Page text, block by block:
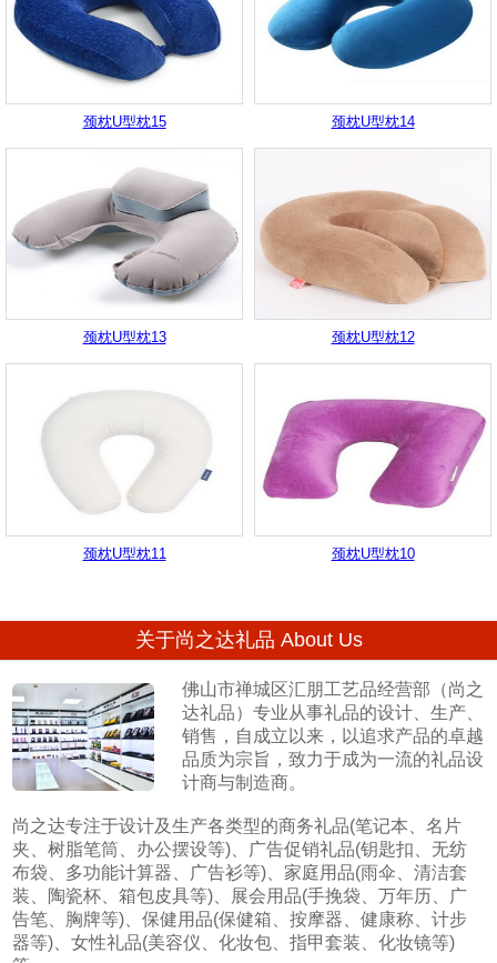
颈枕U型枕15 颈枕U型枕14
颈枕U型枕13 颈枕U型枕12
颈枕U型枕11 颈枕U型枕10
关于尚之达礼品 About Us
佛山市禅城区汇朋工艺品经营部（尚之
达礼品）专业从事礼品的设计、生产、
销售，自成立以来，以追求产品的卓越
品质为宗旨，致力于成为一流的礼品设
计商与制造商。
尚之达专注于设计及生产各类型的商务礼品(笔记本、名片
夹、树脂笔筒、办公摆设等)、广告促销礼品(钥匙扣、无纺
布袋、多功能计算器、广告衫等)、家庭用品(雨伞、清洁套
装、陶瓷杯、箱包皮具等)、展会用品(手挽袋、万年历、广
告笔、胸牌等)、保健用品(保健箱、按摩器、健康称、计步
器等)、女性礼品(美容仪、化妆包、指甲套装、化妆镜等)